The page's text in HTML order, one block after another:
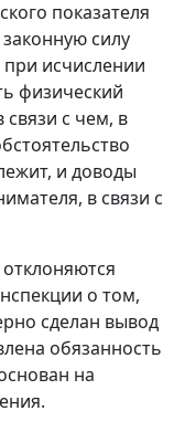
показателя
силу
исчислении
физический
с чем, в
и доводы
в связи с
о том,
сделан вывод
обязанность
на